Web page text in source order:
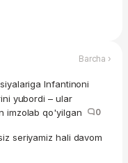
Barcha ›
Infantinoni
yubordi – ular
imzolab qo'yilgan
0
seriyamiz hali davom